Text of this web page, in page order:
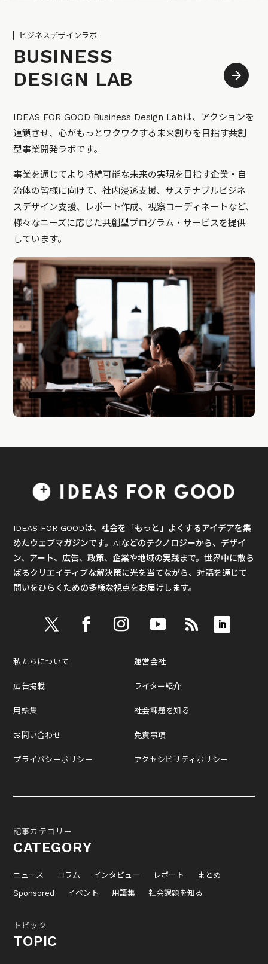
ビジネスデザインラボ
BUSINESS
DESIGN LAB
IDEAS FOR GOOD Business Design Labは、アクションを
連鎖させ、心がもっとワクワクする未来創りを目指す共創
型事業開発ラボです。
事業を通じてより持続可能な未来の実現を目指す企業・自
治体の皆様に向けて、社内浸透支援、サステナブルビジネ
スデザイン支援、レポート作成、視察コーディネートなど、
様々なニーズに応じた共創型プログラム・サービスを提供
しています。
IDEAS FOR GOODは、社会を「もっと」よくするアイデアを集
めたウェブマガジンです。AIなどのテクノロジーから、デザイ
ン、アート、広告、政策、企業や地域の実践まで。世界中に散ら
ばるクリエイティブな解決策に光を当てながら、対話を通じて
問いをひらくための多様な視点をお届けします。
私たちについて
広告掲載
用語集
お問い合わせ
プライバシーポリシー
運営会社
ライター紹介
社会課題を知る
免責事項
アクセシビリティポリシー
記事カテゴリー
CATEGORY
ニュース コラム インタビュー レポート
まとめ
Sponsored
イベント 用語集 社会課題を知る
トピック
TOPIC